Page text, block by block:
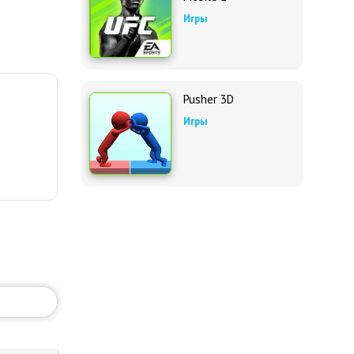
Игры
Pusher 3D
Игры